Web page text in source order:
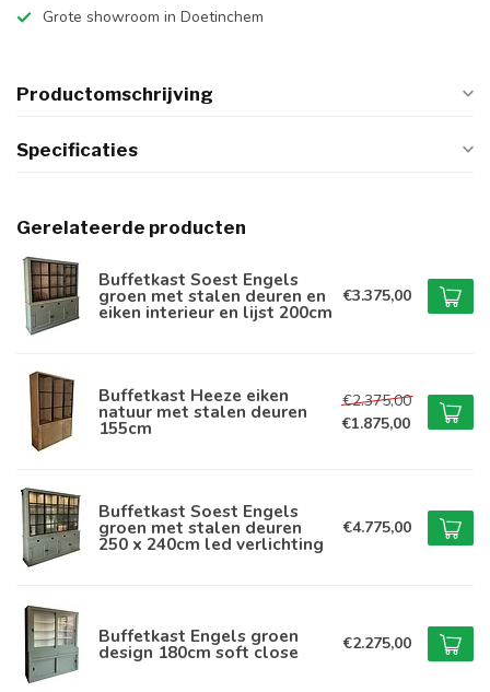
Grote showroom in Doetinchem
Productomschrijving
Specificaties
Gerelateerde producten
Buffetkast Soest Engels
groen met stalen deuren en
eiken interieur en lijst 200cm
€3.375,00
Buffetkast Heeze eiken
natuur met stalen deuren
155cm
€2.375,00
€1.875,00
Buffetkast Soest Engels
groen met stalen deuren
250 x 240cm led verlichting
€4.775,00
Buffetkast Engels groen
design 180cm soft close €2.275,00